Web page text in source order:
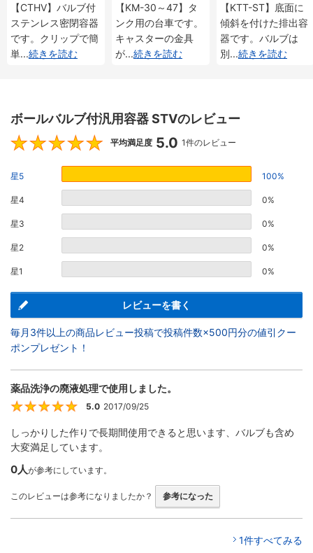
金属工業）
【CTHV】バルブ付
ステンレス密閉容器
です。クリップで簡
単...続きを読む
金属工業）
【KM-30～47】タ
ンク用の台車です。
キャスターの金具
が...続きを読む
金属工業）
【KTT-ST】底面に
傾斜を付けた排出容
器です。バルブは
別...続きを読む
ボールバルブ付汎用容器 STVのレビュー
5
平均満足度 5.0 1件のレビュー
星5 100%
星4 0%
星3 0%
星2 0%
星1 0%
レビューを書く
毎月3件以上の商品レビュー投稿で投稿件数×500円分の値引クー
ポンプレゼント！
薬品洗浄の廃液処理で使用しました。
5
5.0 2017/09/25
しっかりした作りで長期間使用できると思います、バルブも含め
大変満足しています。
0人が参考にしています。
このレビューは参考になりましたか？ 参考になった
1件すべてみる